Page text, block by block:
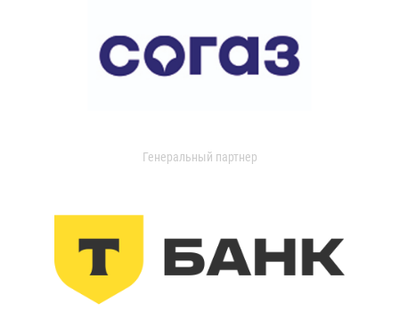
Генеральный партнер